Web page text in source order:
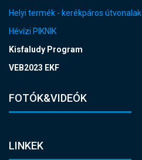
Helyi termék - kerékpáros útvonalak
Hévízi PIKNIK
Kisfaludy Program
VEB2023 EKF
FOTÓK&VIDEÓK
LINKEK